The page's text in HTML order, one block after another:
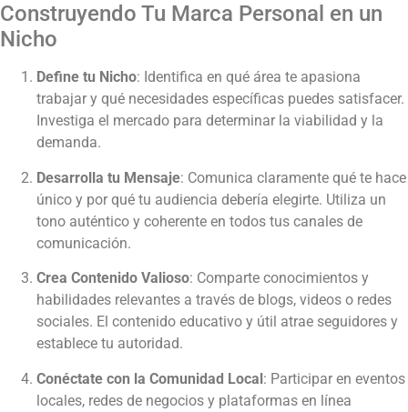
Construyendo Tu Marca Personal en un
Nicho
Define tu Nicho: Identifica en qué área te apasiona
trabajar y qué necesidades específicas puedes satisfacer.
Investiga el mercado para determinar la viabilidad y la
demanda.
Desarrolla tu Mensaje: Comunica claramente qué te hace
único y por qué tu audiencia debería elegirte. Utiliza un
tono auténtico y coherente en todos tus canales de
comunicación.
Crea Contenido Valioso: Comparte conocimientos y
habilidades relevantes a través de blogs, videos o redes
sociales. El contenido educativo y útil atrae seguidores y
establece tu autoridad.
Conéctate con la Comunidad Local: Participar en eventos
locales, redes de negocios y plataformas en línea